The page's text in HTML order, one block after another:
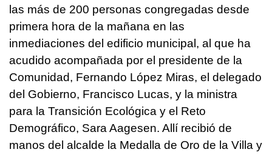
las más de 200 personas congregadas desde
primera hora de la mañana en las
inmediaciones del edificio municipal, al que ha
acudido acompañada por el presidente de la
Comunidad, Fernando López Miras, el delegado
del Gobierno, Francisco Lucas, y la ministra
para la Transición Ecológica y el Reto
Demográfico, Sara Aagesen. Allí recibió de
manos del alcalde la Medalla de Oro de la Villa y